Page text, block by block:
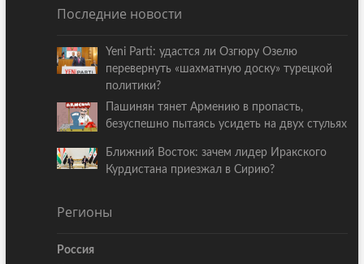
Последние новости
Yeni Parti: удастся ли Озгюру Озелю
перевернуть «шахматную доску» турецкой
политики?
Пашинян тянет Армению в пропасть,
безуспешно пытаясь усидеть на двух стульях
Ближний Восток: зачем лидер Иракского
Курдистана приезжал в Сирию?
Регионы
Россия